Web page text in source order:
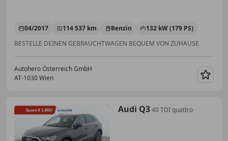
04/2017 114 537 km Benzin
132 kW (179 PS)
BESTELLE DEINEN GEBRAUCHTWAGEN BEQUEM VON ZUHAUSE
Autohero Österreich GmbH
AT-1030 Wien
Audi Q340 TDI quattro